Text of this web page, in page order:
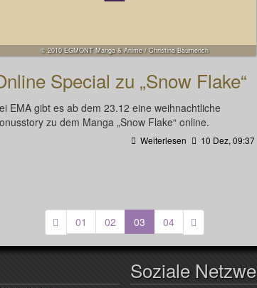
© 2010 EGMONT Manga & Anime / Christina Bäumerich
Special zu „Snow Flake“
EMA gibt es ab dem 23.12 eine weihnachtliche
zu dem Manga „Snow Flake“ online.
Weiterlesen 10 Dez, 09:37
01 02 03(aktuell)
04
Soziale